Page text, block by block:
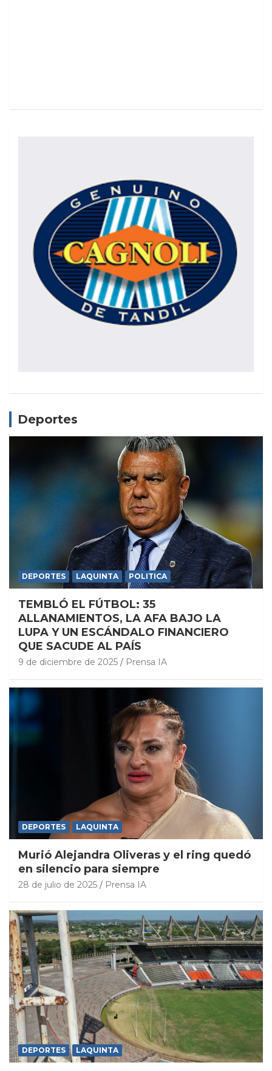
Deportes
DEPORTES LAQUINTA POLITICA
TEMBLÓ EL FÚTBOL: 35
ALLANAMIENTOS, LA AFA BAJO LA
LUPA Y UN ESCÁNDALO FINANCIERO
QUE SACUDE AL PAÍS
9 de diciembre de 2025 Prensa IA
DEPORTES LAQUINTA
Murió Alejandra Oliveras y el ring quedó
en silencio para siempre
28 de julio de 2025 Prensa IA
DEPORTES LAQUINTA